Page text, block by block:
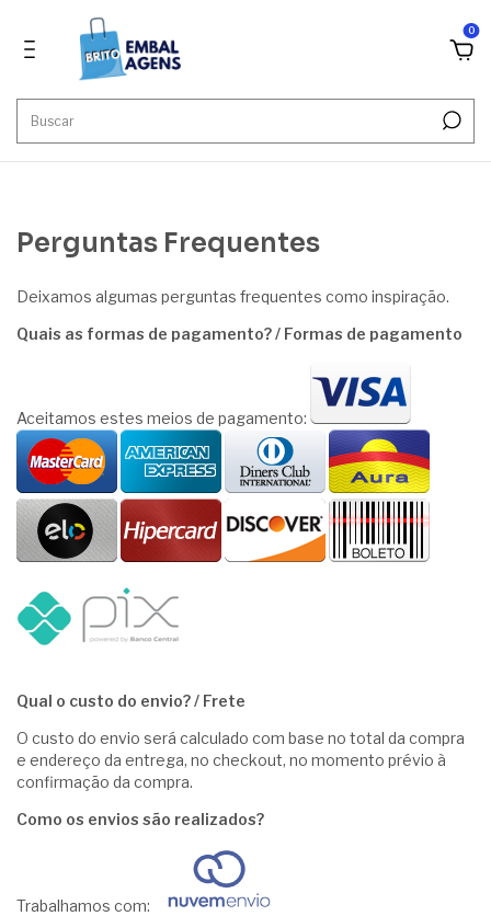
0
Perguntas Frequentes
Deixamos algumas perguntas frequentes como inspiração.
Quais as formas de pagamento? / Formas de pagamento
Aceitamos estes meios de pagamento:
Qual o custo do envio? / Frete
O custo do envio será calculado com base no total da compra
e endereço da entrega, no checkout, no momento prévio à
confirmação da compra.
Como os envios são realizados?
Trabalhamos com: